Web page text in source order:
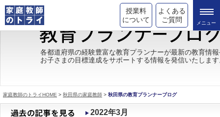
授業料
について
よくある
ご質問
トライの教育理念
成績が上がる理由
都道府県別情報
各都道府県の経験豊富な教育プランナーが最新の教育情
お子さまの目標達成をサポートする情報を発信いたしま
家庭教師のトライHOME > 秋田県の家庭教師 > 秋田県の教育プランナーブログ
2022年3月